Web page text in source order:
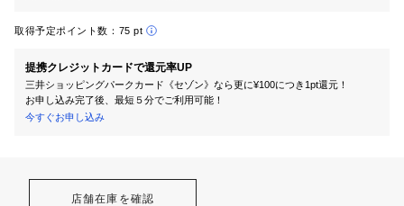
取得予定ポイント数： 75 pt
提携クレジットカードで還元率UP
三井ショッピングパークカード《セゾン》なら更に¥100につき1pt還元！
お申し込み完了後、最短５分でご利用可能！
今すぐお申し込み
店舗在庫を確認